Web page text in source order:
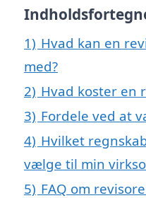
1) Hvad kan en
med?
2) Hvad koster en
3) Fordele ved at
4) Hvilket
vælge til min
5) FAQ om